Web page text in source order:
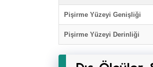
Pişirme Yüzeyi Genişliği
Pişirme Yüzeyi Derinliği